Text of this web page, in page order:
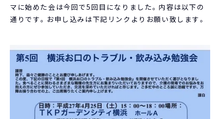
マに始めた会は今回で5回目になりました。内容は以下の
通りです。お申し込みは下記リンクよりお願い致します。